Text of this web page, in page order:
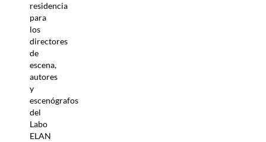
residencia
para
los
directores
de
escena,
autores
y
escenógrafos
del
Labo
ELAN